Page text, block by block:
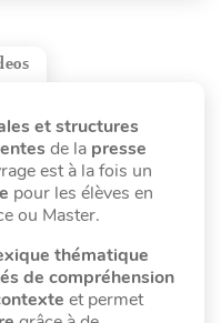
et structures
de la presse
est à la fois un
pour les élèves en
ou Master.
thématique
de compréhension
et permet